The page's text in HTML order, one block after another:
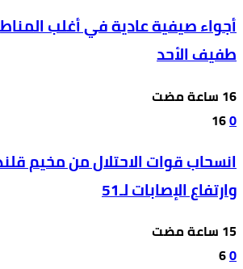
أجواء صيفية عادية في أغلب
طفيف الأحد
0
16
انسحاب قوات الاحتلال من مخيم
وارتفاع الإصابات لـ51
0
6